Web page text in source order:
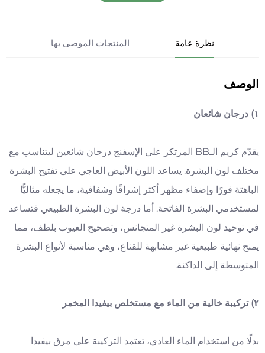
نظرة عامة المنتجات الموصى بها
الوصف
١) درجان شائعان
يقدّم كريم الـBB المرتكز على الإسفنج درجان شائعين ليتناسب مع
مختلف لون البشرة. يساعد اللون الأبيض العاجي على تفتيح البشرة
الباهتة فورًا وإضفاء مظهر أكثر إشراقًا وشفافية، ما يجعله مثاليًّا
لمستخدمي البشرة الفاتحة. أما درجة لون البشرة الطبيعي فتساعد
في توحيد لون البشرة غير المتجانس، وتصحيح العيوب بلطف، مما
يمنح نهائية طبيعية غير مشابهة للقناع، وهي مناسبة لأنواع البشرة
المتوسطة إلى الداكنة.
٢) تركيبة خالية من الماء مع مستخلص بيفيدا المخمر
بدلًا من استخدام الماء العادي، تعتمد التركيبة على مرق بيفيدا